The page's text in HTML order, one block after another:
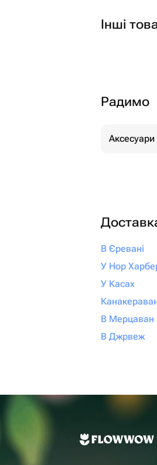
Інші
Радимо
В Єревані
У Нор
У Касах
В Мерцаван
В Джрвеж